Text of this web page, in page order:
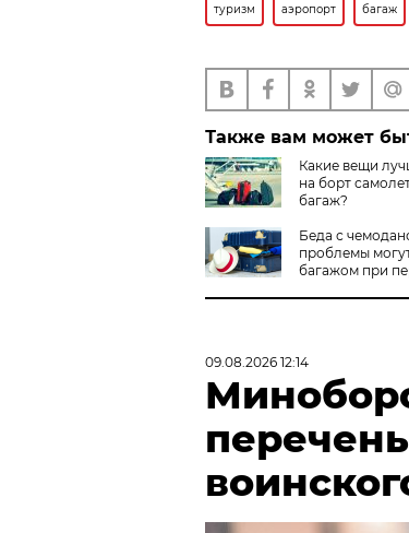
туризм аэропорт багаж
Также вам может
Какие вещи
на борт
багаж?
Беда с
проблемы
багажом при
09.08.2026 12:14